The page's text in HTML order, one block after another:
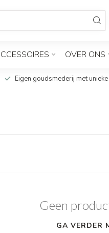
OVER ONS
Eigen goudsmederij met
Geen
GA VERDER